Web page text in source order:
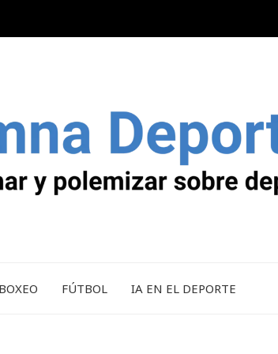
BOXEO FÚTBOL IA EN EL DEPORTE